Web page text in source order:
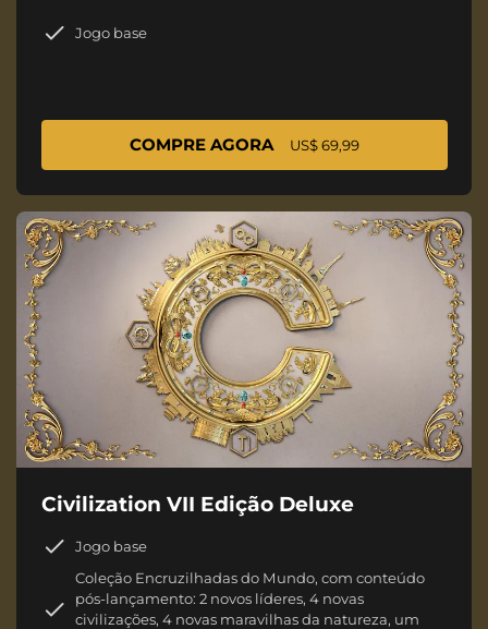
Jogo base
COMPRE AGORA US$ 69,99
Civilization VII Edição Deluxe
Jogo base
Coleção Encruzilhadas do Mundo, com conteúdo
pós-lançamento: 2 novos líderes, 4 novas
civilizações, 4 novas maravilhas da natureza, um